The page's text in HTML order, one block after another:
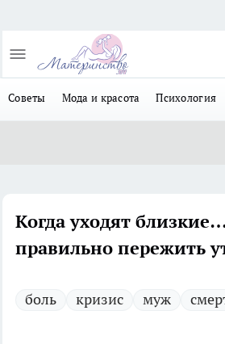
Советы Мода и красота Психология
Когда уходят
правильно пережить
боль кризис муж